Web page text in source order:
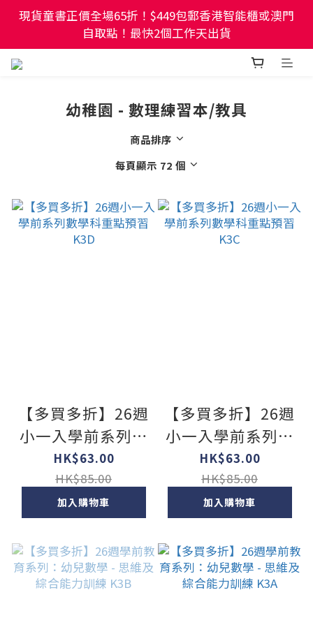
現貨童書正價全場65折！$449包郵香港智能櫃或澳門
自取點！最快2個工作天出貨
現貨童書正價全場65折！$449包郵香港智能櫃或澳門
自取點！最快2個工作天出貨
幼稚園及小學試卷/練習📚任選3件85折🌟5件75折
現貨童書正價全場65折！$449包郵香港智能櫃或澳門
自取點！最快2個工作天出貨
幼稚園 - 數理練習本/教具
商品排序
每頁顯示 72 個
【多買多折】26週
小一入學前系列數
學科重點預習 K3D
HK$63.00
HK$85.00
加入購物車
【多買多折】26週
小一入學前系列數
學科重點預習 K3C
HK$63.00
HK$85.00
加入購物車